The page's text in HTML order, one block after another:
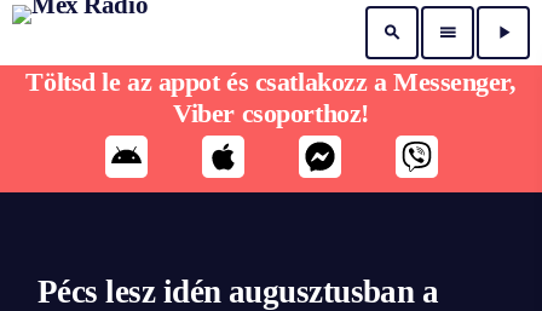
search menu play_arrow
Pécs lesz idén augusztusban a
Töltsd le az appot és csatlakozz a Messenger,
Viber csoporthoz!